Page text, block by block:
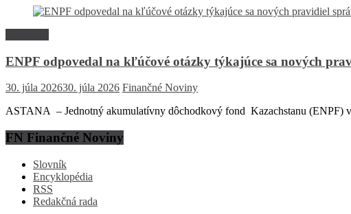
ENPF odpovedal na kľúčové otázky týkajúce sa nových
30. júla 202630. júla 2026 Finančné Noviny
ASTANA – Jednotný akumulatívny dôchodkový fond Kazachstanu (ENPF)
FN Finančné Noviny
Slovník
Encyklopédia
RSS
Redakčná rada